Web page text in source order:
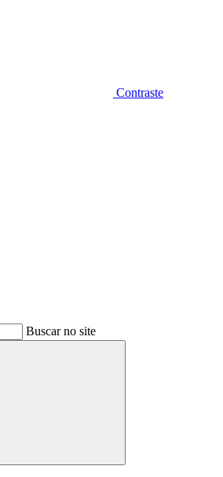
Contraste
Buscar no site
Buscar